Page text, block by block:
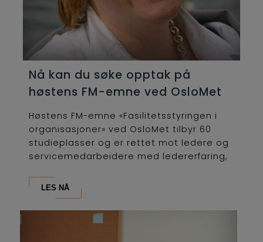
Nå kan du søke opptak på
høstens FM-emne ved OsloMet
Høstens FM-emne «Fasilitetsstyringen i
organisasjoner» ved OsloMet tilbyr 60
studieplasser og er rettet mot ledere og
servicemedarbeidere med ledererfaring,
LES NÅ